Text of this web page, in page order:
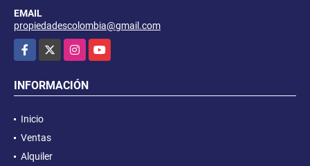
EMAIL
propiedadescolombia@gmail.com
Facebook
InstagramYouTube
INFORMACIÓN
Inicio
Ventas
Alquiler